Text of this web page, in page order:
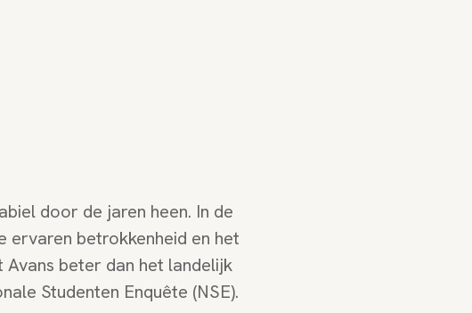
door de jaren heen. In de
ervaren betrokkenheid en het
beter dan het landelijk
Studenten Enquête (NSE).